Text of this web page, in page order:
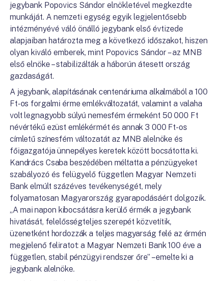
jegybank Popovics Sándor elnökletével megkezdte
munkáját. A nemzeti egység egyik legjelentősebb
intézményévé váló önálló jegybank első évtizede
alapjaiban határozta meg a következő időszakot, hiszen
olyan kiváló emberek, mint Popovics Sándor – az MNB
első elnöke – stabilizálták a háborún átesett ország
gazdaságát.
A jegybank, alapításának centenáriuma alkalmából a 100
Ft-os forgalmi érme emlékváltozatát, valamint a valaha
volt legnagyobb súlyú nemesfém érmeként 50 000 Ft
névértékű ezüst emlékérmét és annak 3 000 Ft-os
címletű színesfém változatát az MNB alelnöke és
főigazgatója ünnepélyes keretek között bocsátotta ki.
Kandrács Csaba beszédében méltatta a pénzügyeket
szabályozó és felügyelő független Magyar Nemzeti
Bank elmúlt százéves tevékenységét, mely
folyamatosan Magyarország gyarapodásáért dolgozik.
„A mai napon kibocsátásra kerülő érmék a jegybank
hivatását, felelősségteljes szerepét közvetítik,
üzenetként hordozzák a teljes magyarság felé az érmén
megjelenő feliratot: a Magyar Nemzeti Bank 100 éve a
független, stabil pénzügyi rendszer őre” – emelte ki a
jegybank alelnöke.